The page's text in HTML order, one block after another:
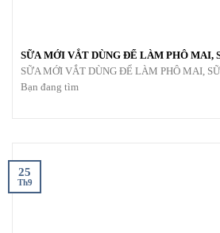
SỮA MỚI VẮT DÙNG ĐỂ LÀM PHÔ MAI,
SỮA MỚI VẮT DÙNG ĐỂ LÀM PHÔ MAI,
Bạn đang tìm
25
Th9